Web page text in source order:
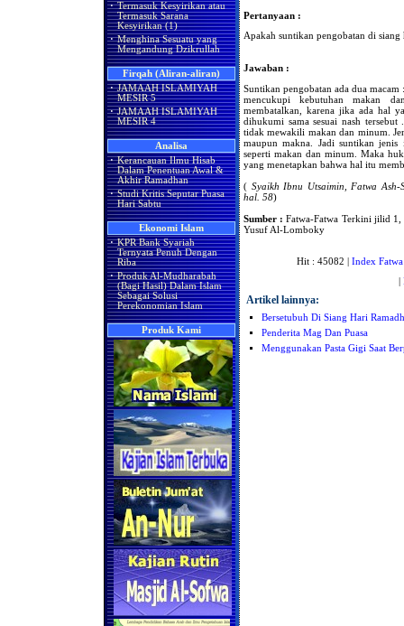
· Termasuk Kesyirikan atau
Termasuk Sarana
Kesyirikan (1)
· Menghina Sesuatu yang
Mengandung Dzikrullah
Firqah (Aliran-aliran)
· JAMAAH ISLAMIYAH
MESIR 5
· JAMAAH ISLAMIYAH
MESIR 4
Analisa
· Kerancauan Ilmu Hisab
Dalam Penentuan Awal &
Akhir Ramadhan
· Studi Kritis Seputar Puasa
Hari Sabtu
Ekonomi Islam
· KPR Bank Syariah
Ternyata Penuh Dengan
Riba
· Produk Al-Mudharabah
(Bagi Hasil) Dalam Islam
Sebagai Solusi
Perekonomian Islam
Produk Kami
Pertanyaan :
Apakah suntikan pengobatan di
Jawaban :
Suntikan pengobatan ada dua
mencukupi kebutuhan makan
membatalkan, karena jika ada hal
dihukumi sama sesuai nash
tidak mewakili makan dan minum.
maupun makna. Jadi suntikan
seperti makan dan minum. Maka
yang menetapkan bahwa hal itu
( Syaikh Ibnu Utsaimin, Fatwa Ash-
hal. 58)
Sumber : Fatwa-Fatwa Terkini jilid
Yusuf Al-Lomboky
Hit : 45082 | Index Fatwa
Artikel lainnya:
Bersetubuh Di Siang Hari
Penderita Mag Dan Puasa
Menggunakan Pasta Gigi Saat